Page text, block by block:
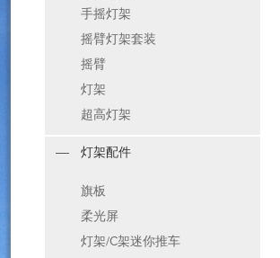
手摇灯架
摇臂灯架套装
摇臂
灯架
超高灯架
灯架配件
旗板
柔光屏
灯架/C架迷你推车